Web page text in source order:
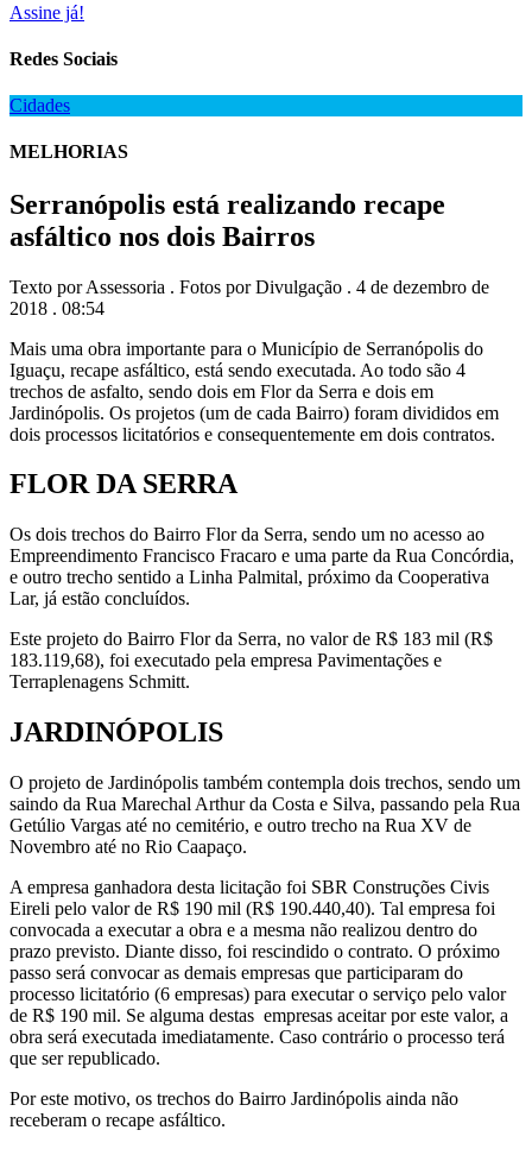
Assine já!
Redes Sociais
Cidades
MELHORIAS
Serranópolis está realizando recape
asfáltico nos dois Bairros
Texto por Assessoria . Fotos por Divulgação . 4 de dezembro de
2018 . 08:54
Mais uma obra importante para o Município de Serranópolis do
Iguaçu, recape asfáltico, está sendo executada. Ao todo são 4
trechos de asfalto, sendo dois em Flor da Serra e dois em
Jardinópolis. Os projetos (um de cada Bairro) foram divididos em
dois processos licitatórios e consequentemente em dois contratos.
FLOR DA SERRA
Os dois trechos do Bairro Flor da Serra, sendo um no acesso ao
Empreendimento Francisco Fracaro e uma parte da Rua Concórdia,
e outro trecho sentido a Linha Palmital, próximo da Cooperativa
Lar, já estão concluídos.
Este projeto do Bairro Flor da Serra, no valor de R$ 183 mil (R$
183.119,68), foi executado pela empresa Pavimentações e
Terraplenagens Schmitt.
JARDINÓPOLIS
O projeto de Jardinópolis também contempla dois trechos, sendo um
saindo da Rua Marechal Arthur da Costa e Silva, passando pela Rua
Getúlio Vargas até no cemitério, e outro trecho na Rua XV de
Novembro até no Rio Caapaço.
A empresa ganhadora desta licitação foi SBR Construções Civis
Eireli pelo valor de R$ 190 mil (R$ 190.440,40). Tal empresa foi
convocada a executar a obra e a mesma não realizou dentro do
prazo previsto. Diante disso, foi rescindido o contrato. O próximo
passo será convocar as demais empresas que participaram do
processo licitatório (6 empresas) para executar o serviço pelo valor
de R$ 190 mil. Se alguma destas empresas aceitar por este valor, a
obra será executada imediatamente. Caso contrário o processo terá
que ser republicado.
Por este motivo, os trechos do Bairro Jardinópolis ainda não
receberam o recape asfáltico.